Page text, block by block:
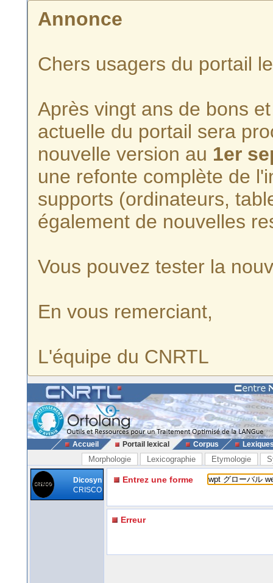
Annonce
Chers usagers du portail
Après vingt ans de bons
actuelle du portail sera
nouvelle version au 1er
une refonte complète de
supports (ordinateurs,
également de nouvelles
Vous pouvez tester la
En vous remerciant,
L'équipe du CNRTL
Accueil Portail lexical Corpus
Morphologie Lexicographie Etymologie
Dicosyn
CRISCO
Entrez une forme
Erreur